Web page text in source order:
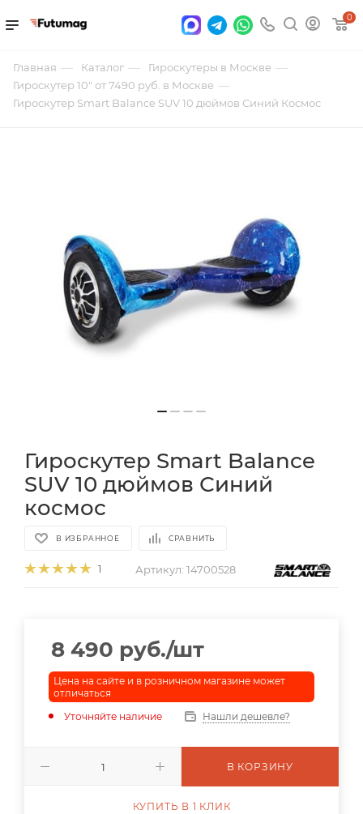
0
Главная — Каталог — Гироскутеры в Москве —
Гироскутер 10" от 7490 руб. в Москве —
Гироскутер Smart Balance SUV 10 дюймов Синий Космос
Гироскутер Smart Balance
SUV 10 дюймов Синий
космос
В ИЗБРАННОЕ СРАВНИТЬ
1 Артикул: 14700528
8 490 руб./шт
Цена на сайте и в розничном магазине может
отличаться
Уточняйте наличие
Нашли дешевле?
В КОРЗИНУ
КУПИТЬ В 1 КЛИК